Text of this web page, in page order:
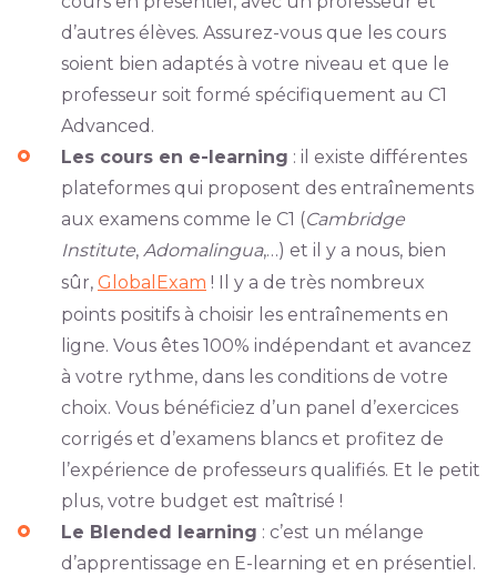
d’autres élèves. Assurez-vous que les cours
soient bien adaptés à votre niveau et que le
professeur soit formé spécifiquement au C1
Advanced.
Les cours en e-learning : il existe différentes
plateformes qui proposent des entraînements
aux examens comme le C1 (Cambridge
Institute, Adomalingua,…) et il y a nous, bien
sûr, GlobalExam ! Il y a de très nombreux
points positifs à choisir les entraînements en
ligne. Vous êtes 100% indépendant et avancez
à votre rythme, dans les conditions de votre
choix. Vous bénéficiez d’un panel d’exercices
corrigés et d’examens blancs et profitez de
l’expérience de professeurs qualifiés. Et le petit
plus, votre budget est maîtrisé !
Le Blended learning : c’est un mélange
d’apprentissage en E-learning et en présentiel.